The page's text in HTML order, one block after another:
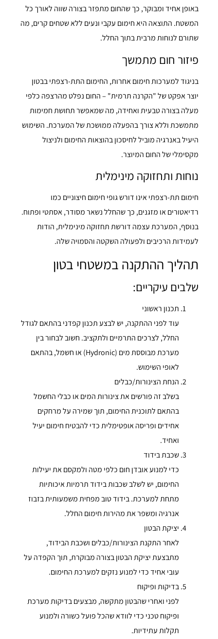
באופן אחיד ומבוקר, כך שהחום מתפזר בצורה שווה לאורך כל
המשטח. התוצאה היא חימום עקבי ונעים ללא שטחים קרים, מה
שתורם לנוחות מרבית בתוך החלל.
פיזור חום מתמשך
בניגוד למערכות חימום אחרות, החימום התת-רצפתי בבטון
יוצר אפקט של "הקרנה תרמית" – החום נפלט מהרצפה כלפי
מעלה בצורה טבעית ואחידה, מה שמאפשר תחושת חמימות
מתמשכת וללא צורך בהפעלה ממושכת של המערכת. השימוש
היעיל באנרגיה מוביל לחיסכון בהוצאות החימום ולניצול
מקסימלי של החום המיוצר.
נוחות ותחזוקה מינימלית
חימום תת-רצפתי אינו דורש גופי חימום חיצוניים כמו
רדיאטורים או מזגנים, כך שהחלל נשאר מסודר, אסתטי ופתוח.
בנוסף, המערכת עצמה דורשת תחזוקה מינימלית, הודות
לעמידות הרכיבים ולפעולה השקטה והסמויה שלה.
תהליך ההתקנה במשטחי בטון
שלבים עיקריים:
תכנון ראשוני
עוד לפני ההתקנה, יש לבצע תכנון קפדני בהתאם לגודל
החלל, לצרכים התרמיים ולתקציב. חשוב לבחור בין
מערכת מבוססת מים (Hydronic) או חשמל, בהתאם
לאופי השימוש.
הנחת הצינורות/כבלים
בשלב זה פורשים את צינורות המים או כבלי החשמל
בהתאם לתוכנית החימום, תוך שמירה על מרחקים
אחידים ופריסה אופטימלית כדי להבטיח חימום יעיל
ואחיד.
שכבת בידוד
כדי למנוע אובדן חום כלפי מטה ולמקסם את יעילות
החימום, יש לשלב שכבות בידוד תרמיות איכותיות
מתחת למערכת. בידוד טוב מפחית משמעותית בזבוז
אנרגיה ומשפר את מהירות חימום החלל.
יציקת הבטון
לאחר התקנת הצינורות/כבלים ושכבת הבידוד,
מתבצעת יציקת הבטון בצורה מבוקרת, תוך הקפדה על
עובי אחיד כדי למנוע נזקים למערכת החימום.
בדיקות ופיקוח
לפני ואחרי שהבטון מתקשה, מבצעים בדיקות מערכת
ופיקוח טכני כדי לוודא שהכל פועל כשורה ולמנוע
תקלות עתידיות.